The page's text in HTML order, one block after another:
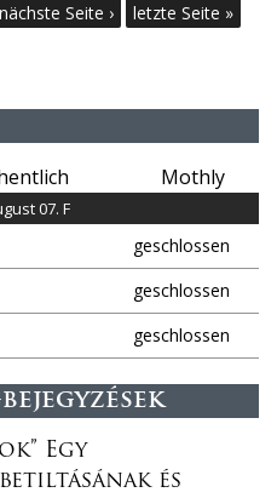
nächste Seite › letzte Seite »
Mothly
07. F
geschlossen
geschlossen
geschlossen
Egy
és